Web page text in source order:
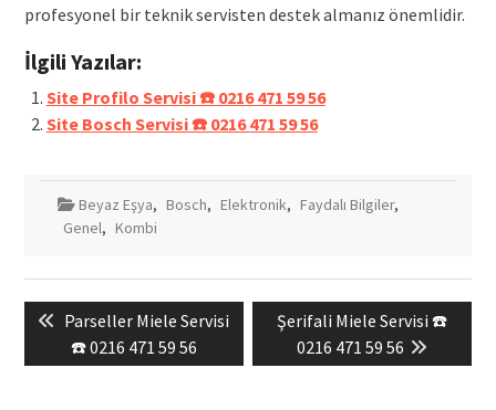
profesyonel bir teknik servisten destek almanız önemlidir.
İlgili Yazılar:
Site Profilo Servisi ☎️ 0216 471 59 56
Site Bosch Servisi ☎️ 0216 471 59 56
Beyaz Eşya, Bosch, Elektronik, Faydalı Bilgiler,
Genel, Kombi
gezinmesi
Previous
post:
Parseller Miele Servisi
☎️ 0216 471 59 56
Next
post:
Şerifali Miele Servisi ☎️
0216 471 59 56